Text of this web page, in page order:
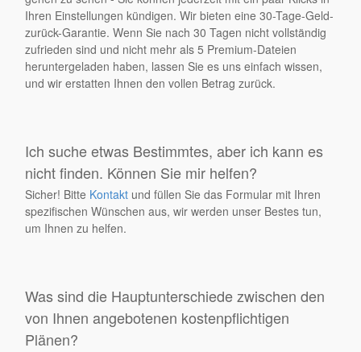
Ihren Einstellungen kündigen. Wir bieten eine 30-Tage-Geld-
zurück-Garantie. Wenn Sie nach 30 Tagen nicht vollständig
zufrieden sind und nicht mehr als 5 Premium-Dateien
heruntergeladen haben, lassen Sie es uns einfach wissen,
und wir erstatten Ihnen den vollen Betrag zurück.
Ich suche etwas Bestimmtes, aber ich kann es
nicht finden. Können Sie mir helfen?
Sicher! Bitte Kontakt und füllen Sie das Formular mit Ihren
spezifischen Wünschen aus, wir werden unser Bestes tun,
um Ihnen zu helfen.
Was sind die Hauptunterschiede zwischen den
von Ihnen angebotenen kostenpflichtigen
Plänen?